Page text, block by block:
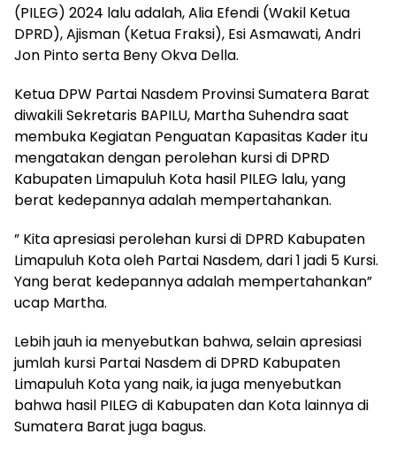
(PILEG) 2024 lalu adalah, Alia Efendi (Wakil Ketua
DPRD), Ajisman (Ketua Fraksi), Esi Asmawati, Andri
Jon Pinto serta Beny Okva Della.
Ketua DPW Partai Nasdem Provinsi Sumatera Barat
diwakili Sekretaris BAPILU, Martha Suhendra saat
membuka Kegiatan Penguatan Kapasitas Kader itu
mengatakan dengan perolehan kursi di DPRD
Kabupaten Limapuluh Kota hasil PILEG lalu, yang
berat kedepannya adalah mempertahankan.
” Kita apresiasi perolehan kursi di DPRD Kabupaten
Limapuluh Kota oleh Partai Nasdem, dari 1 jadi 5 Kursi.
Yang berat kedepannya adalah mempertahankan”
ucap Martha.
Lebih jauh ia menyebutkan bahwa, selain apresiasi
jumlah kursi Partai Nasdem di DPRD Kabupaten
Limapuluh Kota yang naik, ia juga menyebutkan
bahwa hasil PILEG di Kabupaten dan Kota lainnya di
Sumatera Barat juga bagus.